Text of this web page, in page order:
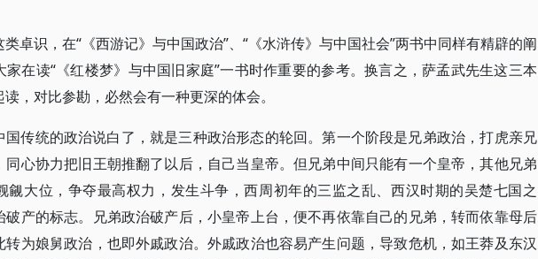
卓识，在“《西游记》与中国政治”、“《水浒传》与中国社会”两书中同样有精辟的阐
家在读“《红楼梦》与中国旧家庭”一书时作重要的参考。换言之，萨孟武先生这三本
，对比参勘，必然会有一种更深的体会。
国传统的政治说白了，就是三种政治形态的轮回。第一个阶段是兄弟政治，打虎亲兄
同心协力把旧王朝推翻了以后，自己当皇帝。但兄弟中间只能有一个皇帝，其他兄弟
觎大位，争夺最高权力，发生斗争，西周初年的三监之乱、西汉时期的吴楚七国之
破产的标志。兄弟政治破产后，小皇帝上台，便不再依靠自己的兄弟，转而依靠母后
转为娘舅政治，也即外戚政治。外戚政治也容易产生问题，导致危机，如王莽及东汉